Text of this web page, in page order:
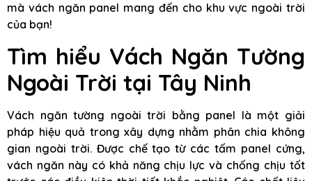
mà vách ngăn panel mang đến cho khu vực ngoài trời
của bạn!
Tìm hiểu Vách Ngăn Tường
Ngoài Trời tại Tây Ninh
Vách ngăn tường ngoài trời bằng panel là một giải
pháp hiệu quả trong xây dựng nhằm phân chia không
gian ngoài trời. Được chế tạo từ các tấm panel cứng,
vách ngăn này có khả năng chịu lực và chống chịu tốt